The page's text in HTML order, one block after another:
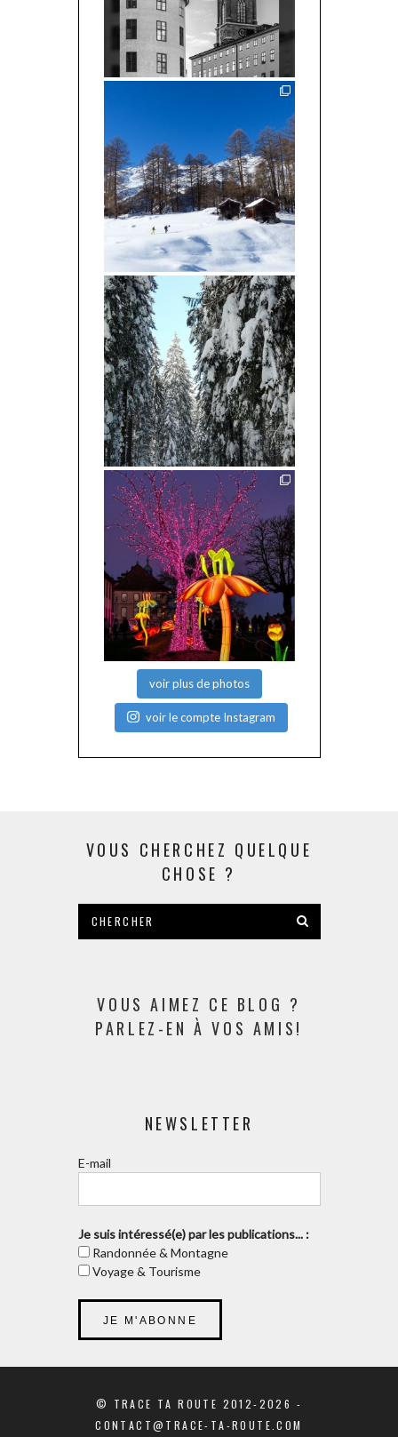
voir plus de photos
voir le compte Instagram
VOUS CHERCHEZ QUELQUE
CHOSE ?
VOUS AIMEZ CE BLOG ?
PARLEZ-EN À VOS AMIS!
NEWSLETTER
E-mail
Je suis intéressé(e) par les publications... :
Randonnée & Montagne
Voyage & Tourisme
© TRACE TA ROUTE 2012-2026 -
CONTACT@TRACE-TA-ROUTE.COM